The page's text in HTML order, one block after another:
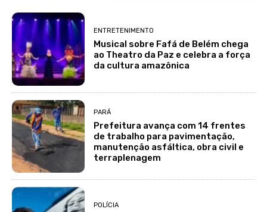
ENTRETENIMENTO
Musical sobre Fafá de Belém chega
ao Theatro da Paz e celebra a força
da cultura amazônica
PARÁ
Prefeitura avança com 14 frentes
de trabalho para pavimentação,
manutenção asfáltica, obra civil e
terraplenagem
POLÍCIA